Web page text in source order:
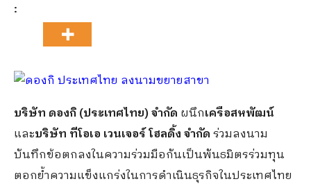
:
บริษัท ดองกิ (ประเทศไทย) จำกัด ผนึกเครือสหพัฒน์
และบริษัท ทีโอเอ เวนเจอร์ โฮลดิ้ง จำกัดร่วมลงนาม
บันทึกข้อตกลงในความร่วมมือกันเป็นพันธมิตรร่วมทุน
ตอกย้ำความแข็งแกร่งในการดำเนินธุรกิจในประเทศไทย